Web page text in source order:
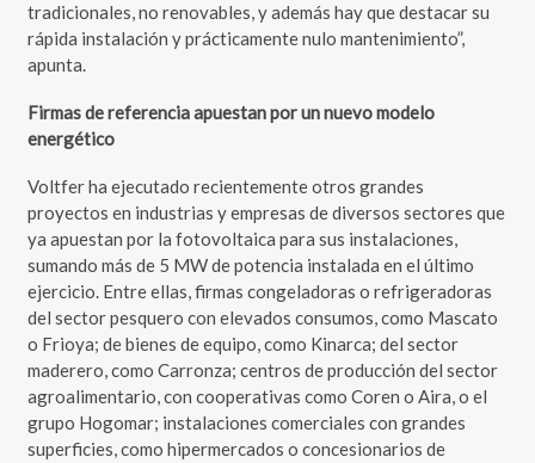
tradicionales, no renovables, y además hay que destacar su
rápida instalación y prácticamente nulo mantenimiento”,
apunta.
Firmas de referencia apuestan por un nuevo modelo
energético
Voltfer ha ejecutado recientemente otros grandes
proyectos en industrias y empresas de diversos sectores que
ya apuestan por la fotovoltaica para sus instalaciones,
sumando más de 5 MW de potencia instalada en el último
ejercicio. Entre ellas, firmas congeladoras o refrigeradoras
del sector pesquero con elevados consumos, como Mascato
o Frioya; de bienes de equipo, como Kinarca; del sector
maderero, como Carronza; centros de producción del sector
agroalimentario, con cooperativas como Coren o Aira, o el
grupo Hogomar; instalaciones comerciales con grandes
superficies, como hipermercados o concesionarios de